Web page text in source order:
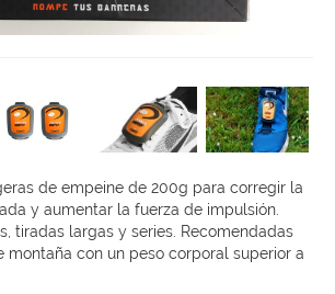
de empeine de 200g para corregir la
y aumentar la fuerza de impulsión.
tiradas largas y series. Recomendadas
montaña con un peso corporal superior a